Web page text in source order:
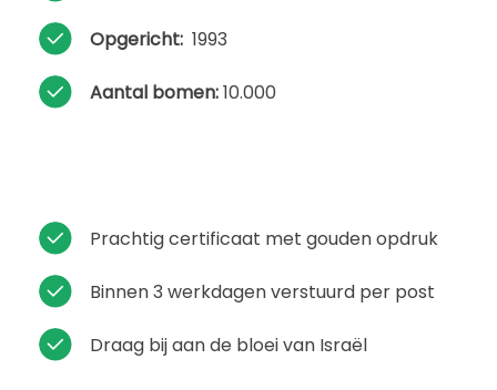
Opgericht: 1993
Aantal bomen:10.000
Prachtig certificaat met gouden opdruk
Binnen 3 werkdagen verstuurd per post
Draag bij aan de bloei van Israël